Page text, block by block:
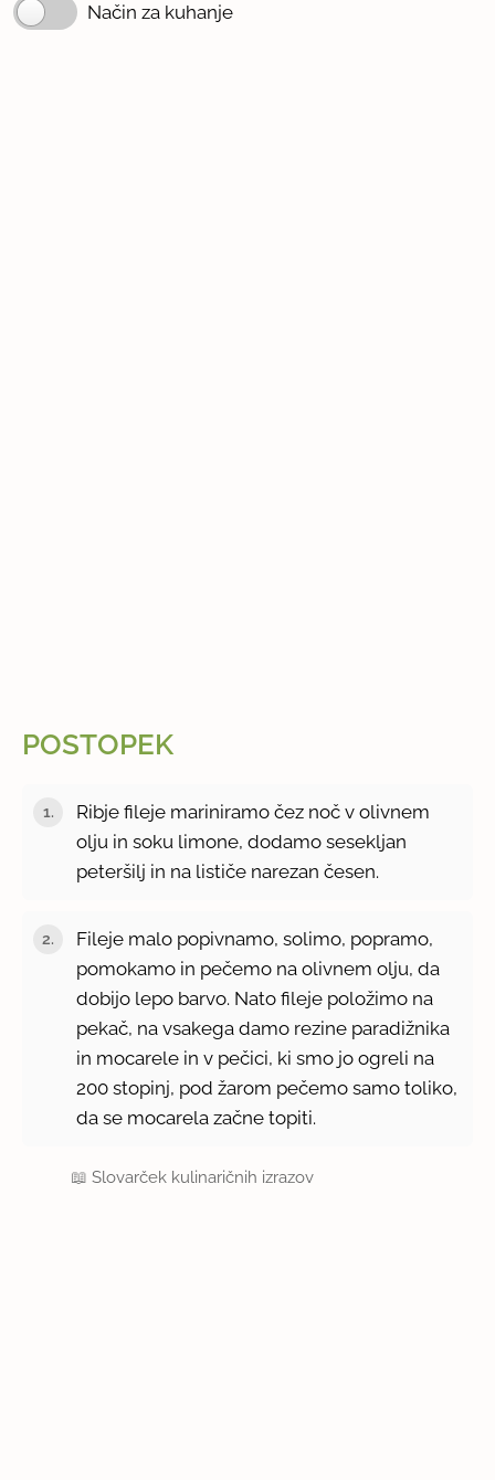
Način za kuhanje
POSTOPEK
Ribje fileje mariniramo čez noč v olivnem
olju in soku limone, dodamo sesekljan
peteršilj in na lističe narezan česen.
Fileje malo popivnamo, solimo, popramo,
pomokamo in pečemo na olivnem olju, da
dobijo lepo barvo. Nato fileje položimo na
pekač, na vsakega damo rezine paradižnika
in mocarele in v pečici, ki smo jo ogreli na
200 stopinj, pod žarom pečemo samo toliko,
da se mocarela začne topiti.
📖Slovarček kulinaričnih izrazov